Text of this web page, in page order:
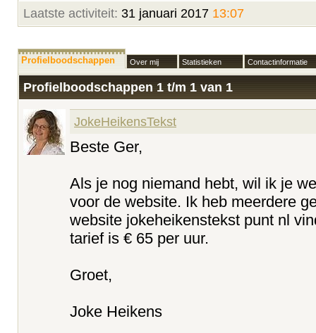
Laatste activiteit: 31 januari 2017 13:07
Profielboodschappen Over mij Statistieken Contactinformatie
Profielboodschappen 1 t/m 1 van 1
JokeHeikensTekst
Beste Ger,
Als je nog niemand hebt, wil ik je
voor de website. Ik heb meerdere
website jokeheikenstekst punt nl
tarief is € 65 per uur.
Groet,
Joke Heikens